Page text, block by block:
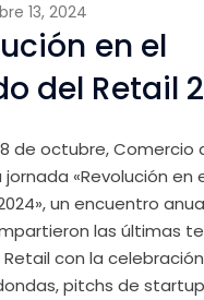
13, 2024
en el
del Retail
de octubre, Comercio
«Revolución en
un encuentro
las últimas
con la
pitchs de